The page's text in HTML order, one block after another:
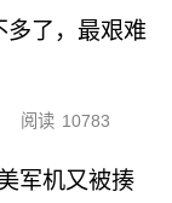
多了，最艰难
阅读 10783
军机又被揍